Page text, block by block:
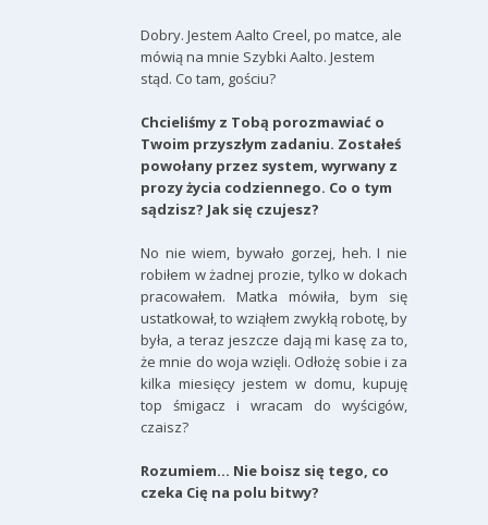
Dobry. Jestem Aalto Creel, po matce, ale
mówią na mnie Szybki Aalto. Jestem
stąd. Co tam, gościu?
Chcieliśmy z Tobą porozmawiać o
Twoim przyszłym zadaniu. Zostałeś
powołany przez system, wyrwany z
prozy życia codziennego. Co o tym
sądzisz? Jak się czujesz?
No nie wiem, bywało gorzej, heh. I nie
robiłem w żadnej prozie, tylko w dokach
pracowałem. Matka mówiła, bym się
ustatkował, to wziąłem zwykłą robotę, by
była, a teraz jeszcze dają mi kasę za to,
że mnie do woja wzięli. Odłożę sobie i za
kilka miesięcy jestem w domu, kupuję
top śmigacz i wracam do wyścigów,
czaisz?
Rozumiem… Nie boisz się tego, co
czeka Cię na polu bitwy?